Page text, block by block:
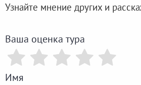
Узнайте мнение других и
Ваша оценка тура
Имя